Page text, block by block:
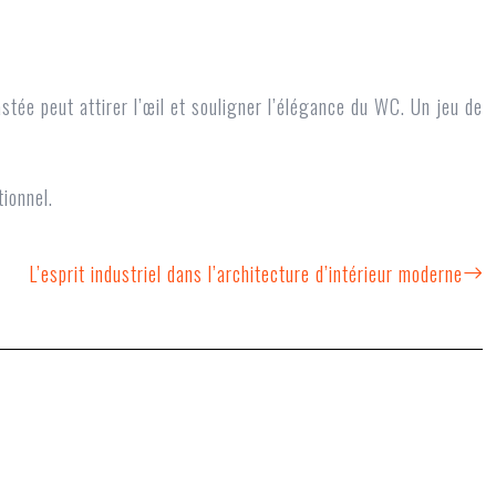
peut attirer l’œil et souligner l’élégance du WC. Un jeu de
L’esprit industriel dans l’architecture d’intérieur moderne